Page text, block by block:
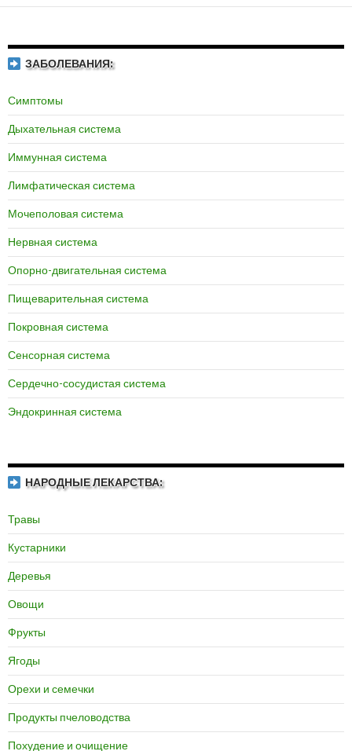
ЗАБОЛЕВАНИЯ:
Симптомы
Дыхательная система
Иммунная система
Лимфатическая система
Мочеполовая система
Нервная система
Опорно-двигательная система
Пищеварительная система
Покровная система
Сенсорная система
Сердечно-сосудистая система
Эндокринная система
НАРОДНЫЕ ЛЕКАРСТВА:
Травы
Кустарники
Деревья
Овощи
Фрукты
Ягоды
Орехи и семечки
Продукты пчеловодства
Похудение и очищение